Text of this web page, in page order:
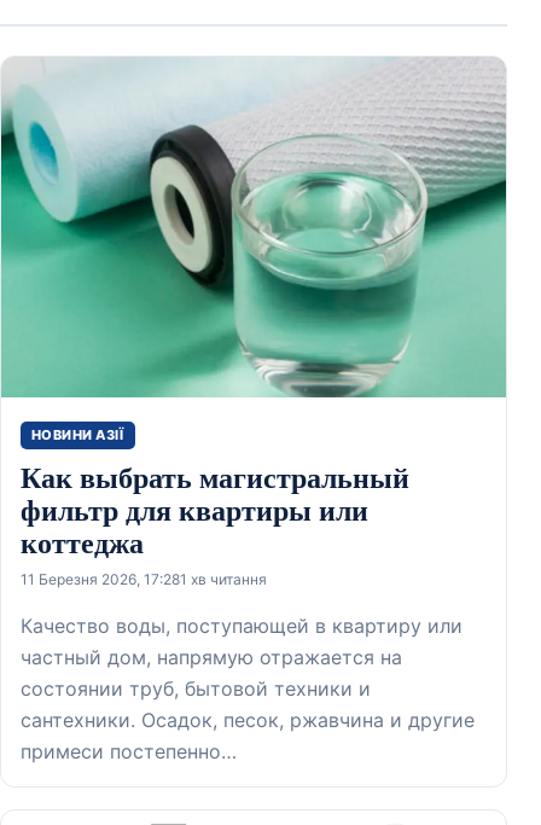
НОВИНИ АЗІЇ
Как выбрать магистральный
фильтр для квартиры или
коттеджа
11 Березня 2026, 17:281 хв читання
Качество воды, поступающей в квартиру или
частный дом, напрямую отражается на
состоянии труб, бытовой техники и
сантехники. Осадок, песок, ржавчина и другие
примеси постепенно…